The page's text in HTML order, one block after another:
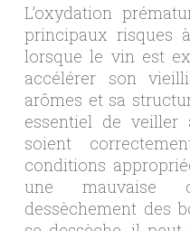
L’oxydation
principaux risques
lorsque le vin est
accélérer son
arômes et sa
essentiel de
soient
conditions
une mauvaise
dessèchement des